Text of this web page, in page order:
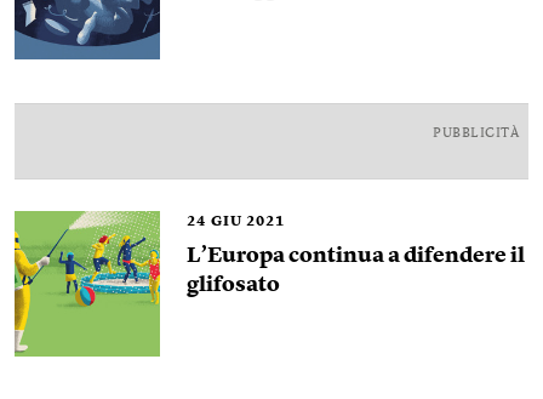
PUBBLICITÀ
24 GIU 2021
L’Europa continua a difendere il
glifosato